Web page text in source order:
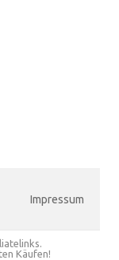
Impressum
Käufen!